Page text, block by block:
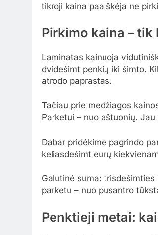
tikroji kaina paaiškėja ne
Pirkimo kaina –
Laminatas kainuoja
dvidešimt penkių iki šimto.
atrodo paprastas.
Tačiau prie medžiagos
Parketui – nuo aštuonių.
Dabar pridėkime pagrindo
keliasdešimt eurų
Galutinė suma:
parketu – nuo pusantro
Penktieji metai: